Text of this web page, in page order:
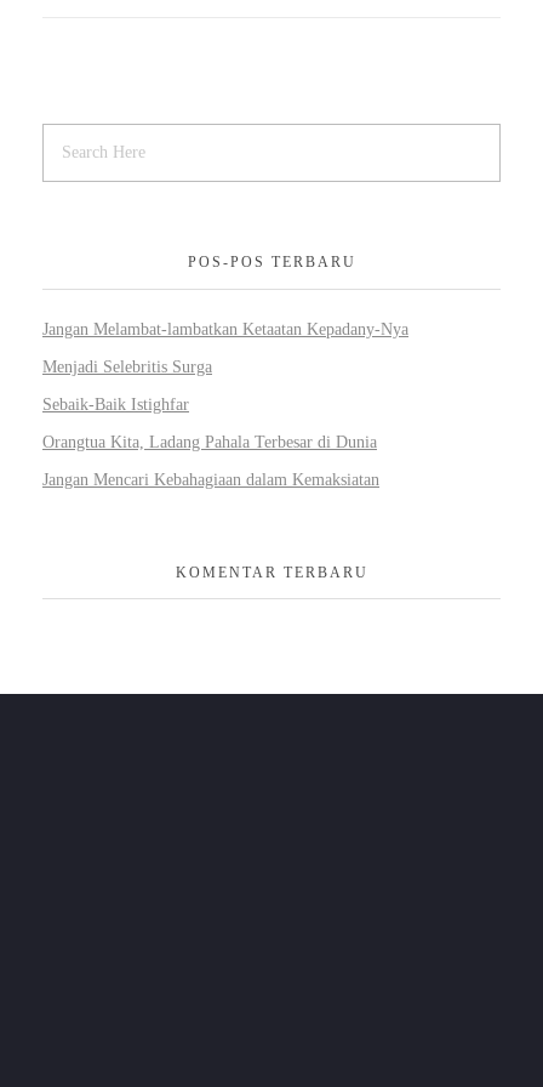
POS-POS TERBARU
Jangan Melambat-lambatkan Ketaatan Kepadany-Nya
Menjadi Selebritis Surga
Sebaik-Baik Istighfar
Orangtua Kita, Ladang Pahala Terbesar di Dunia
Jangan Mencari Kebahagiaan dalam Kemaksiatan
KOMENTAR TERBARU